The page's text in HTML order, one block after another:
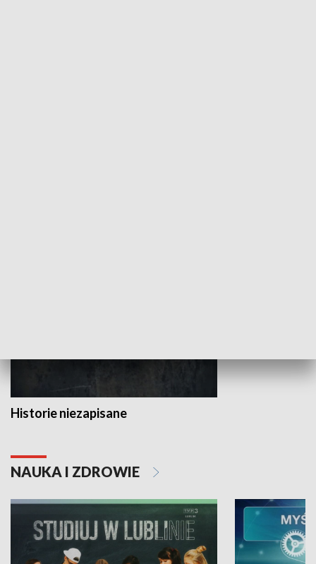
Historie niezapisane
NAUKA I ZDROWIE